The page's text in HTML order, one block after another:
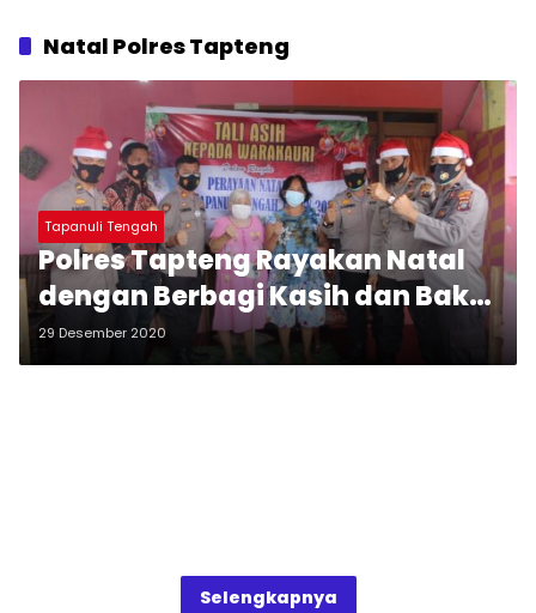
Natal Polres Tapteng
Tapanuli Tengah
Polres Tapteng Rayakan Natal
dengan Berbagi Kasih dan Bakti
Sosial
29 Desember 2020
Selengkapnya